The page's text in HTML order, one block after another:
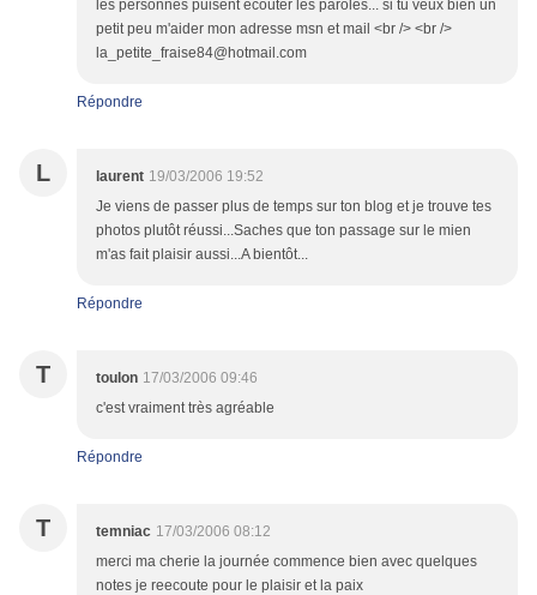
les personnes puisent écouter les paroles... si tu veux bien un
petit peu m'aider mon adresse msn et mail <br /> <br />
la_petite_fraise84@hotmail.com
Répondre
L laurent 19/03/2006 19:52
Je viens de passer plus de temps sur ton blog et je trouve tes
photos plutôt réussi...Saches que ton passage sur le mien
m'as fait plaisir aussi...A bientôt...
Répondre
T toulon 17/03/2006 09:46
c'est vraiment très agréable
Répondre
T temniac 17/03/2006 08:12
merci ma cherie la journée commence bien avec quelques
notes je reecoute pour le plaisir et la paix